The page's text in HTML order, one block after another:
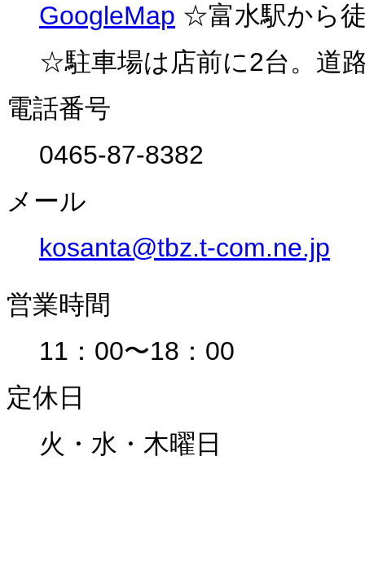
GoogleMap ☆富水駅から
☆駐車場は店前に2台。道
電話番号
0465-87-8382
メール
kosanta@tbz.t-com.ne.jp
営業時間
11：00〜18：00
定休日
火・水・木曜日